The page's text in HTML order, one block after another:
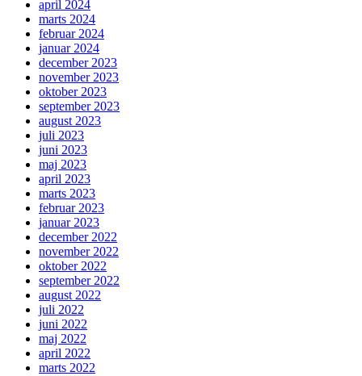
april 2024
marts 2024
februar 2024
januar 2024
december 2023
november 2023
oktober 2023
september 2023
august 2023
juli 2023
juni 2023
maj 2023
april 2023
marts 2023
februar 2023
januar 2023
december 2022
november 2022
oktober 2022
september 2022
august 2022
juli 2022
juni 2022
maj 2022
april 2022
marts 2022